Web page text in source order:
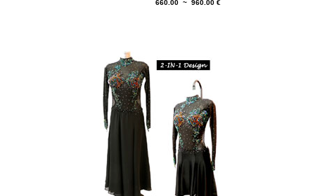
660.00 ~ 960.00 €